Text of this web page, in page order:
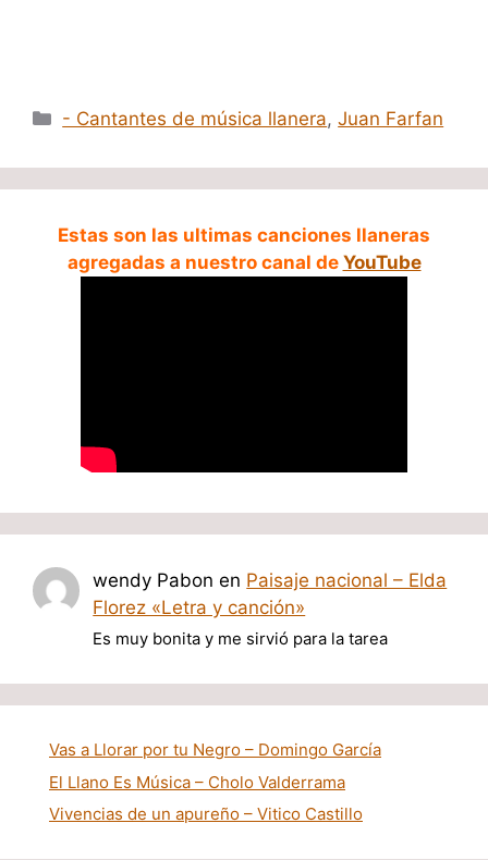
Categorías
- Cantantes de música llanera,Juan Farfan
Estas son las ultimas canciones llaneras
agregadas a nuestro canal de YouTube
wendy Pabon en Paisaje nacional – Elda
Florez «Letra y canción»
Es muy bonita y me sirvió para la tarea
Vas a Llorar por tu Negro – Domingo García
El Llano Es Música – Cholo Valderrama
Vivencias de un apureño – Vitico Castillo